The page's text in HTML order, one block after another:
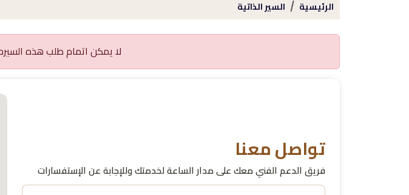
الرئيسية السير الذاتية
لا يمكن اتمام طلب هذه
تواصل معنا
فريق الدعم الفني معك على مدار الساعة لخدمتك وللإجابة عن الإستفسارات